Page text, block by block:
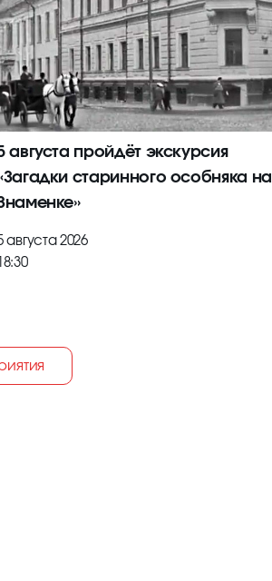
августа пройдёт экскурсия
старинного особняка на
августа 2026
18:30